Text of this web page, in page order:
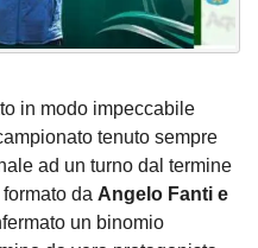
in modo impeccabile
tenuto sempre
ad un turno dal termine
da Angelo Fanti e
un binomio